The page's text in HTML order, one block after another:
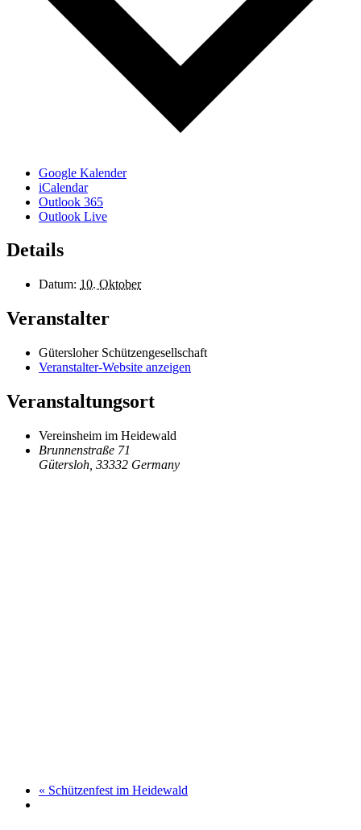
Google Kalender
iCalendar
Outlook 365
Outlook Live
Details
Datum: 10. Oktober
Veranstalter
Gütersloher Schützengesellschaft
Veranstalter-Website anzeigen
Veranstaltungsort
Vereinsheim im Heidewald
Brunnenstraße 71
Gütersloh 33332 Germany
« Schützenfest im Heidewald